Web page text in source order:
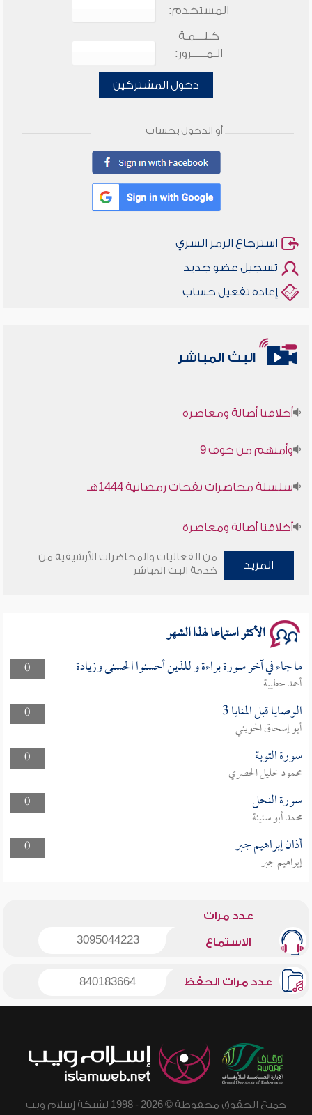
المستخدم:
كـلـــمـة
الـمـــــرور:
دخول المشتركين
أو الدخول بحساب
استرجاع الرمز السري
تسجيل عضو جديد
إعادة تفعيل حساب
البث المباشر
أخلاقنا أصالة ومعاصرة
وأمنهم من خوف 9
سلسلة محاضرات نفحات رمضانية 1444هـ
أخلاقنا أصالة ومعاصرة
وأمنهم من خوف 9
المزيد
من الفعاليات والمحاضرات الأرشيفية من
خدمة البث المباشر
الأكثر استماعا لهذا الشهر
0 ما جاء في آخر سورة براءة و للذين أحسنوا الحسنى وزيادة
أحمد حطيبة
0
الوصايا قبل المنايا 3
أبو إسحاق الحويني
0
سورة التوبة
محمود خليل الحصري
0
سورة النحل
محمد أبو سنينة
0
أذان إبراهيم جبر
إبراهيم جبر
عدد مرات
الاستماع 3095044223
عدد مرات الحفظ 840183664
جميع الحقوق محفوظة © 2026 - 1998 لشبكة إسلام ويب